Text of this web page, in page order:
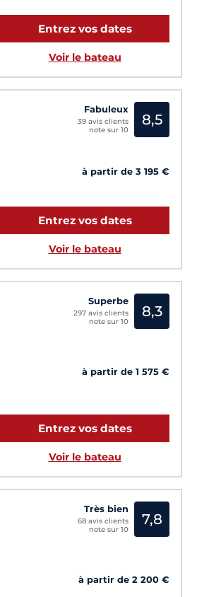
Entrez vos dates
Voir le bateau
Fabuleux
39 avis clients
note sur 10
8,5
à partir de 3 195 €
Entrez vos dates
Voir le bateau
Superbe
297 avis clients
note sur 10
8,3
à partir de 1 575 €
Entrez vos dates
Voir le bateau
Très bien
68 avis clients
note sur 10
7,8
à partir de 2 200 €